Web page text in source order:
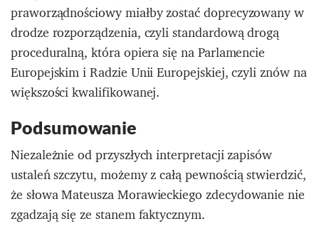
praworządnościowy miałby zostać doprecyzowany w
drodze rozporządzenia, czyli standardową drogą
proceduralną, która opiera się na Parlamencie
Europejskim i Radzie Unii Europejskiej, czyli znów na
większości kwalifikowanej.
Podsumowanie
Niezależnie od przyszłych interpretacji zapisów
ustaleń szczytu, możemy z całą pewnością stwierdzić,
że słowa Mateusza Morawieckiego zdecydowanie nie
zgadzają się ze stanem faktycznym.